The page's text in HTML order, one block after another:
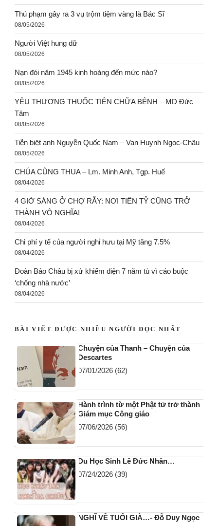
Thủ phạm gây ra 3 vụ trộm tiệm vàng là Bác Sĩ
08/05/2026
Người Việt hung dữ
08/05/2026
Nạn đói năm 1945 kinh hoàng đến mức nào?
08/05/2026
YÊU THƯƠNG THUỐC TIÊN CHỮA BỆNH – MD Đức
Tâm
08/05/2026
Tiễn biệt anh Nguyễn Quốc Nam – Van Huynh Ngoc-Châu
08/05/2026
CHÚA CŨNG THUA – Lm. Minh Anh, Tgp. Huế
08/04/2026
4 GIỜ SÁNG Ở CHỢ RẪY: NƠI TIỀN TỶ CŨNG TRỞ
THÀNH VÔ NGHĨA!
08/04/2026
Chi phí y tế của người nghỉ hưu tại Mỹ tăng 7.5%
08/04/2026
Đoàn Bảo Châu bị xử khiếm diện 7 năm tù vì cáo buộc
‘chống nhà nước’
08/04/2026
BÀI VIẾT ĐƯỢC NHIỀU NGƯỜI ĐỌC NHẤT
Chuyện của Thanh – Chuyện của
Descartes
07/01/2026 (62)
Hành trình từ một Phật tử trở thành
Giám mục Công giáo
07/06/2026 (56)
Du Học Sinh Lê Đức Nhân…
07/24/2026 (39)
NGHĨ VỀ TUỔI GIÀ…- Đỗ Duy Ngọc